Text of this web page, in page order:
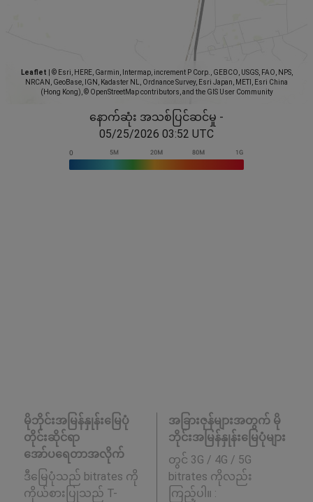
Leaflet
© Esri, HERE, Garmin, Intermap, increment P Corp., GEBCO, USGS, FAO, NPS,
NRCAN, GeoBase, IGN, Kadaster NL, Ordnance Survey, Esri Japan, METI, Esri China
(Hong Kong), © OpenStreetMap contributors, and the GIS User Community
နောက်ဆုံး အသစ်ပြင်ဆင်မှု -
05/25/2026 03:52 UTC
မိုဘိုင်းအမြန်နှုန်းမြေပုံ
တိုင်းဆိုင်ရာ
အော်ပရေတာအလိုက်
ဒီမြေပုံသည် bitrates ကို
ကိုယ်စားပြုသည် T-
အခြားဇုန်များအတွက် မို
ဘိုင်းအမြန်နှုန်းမြေပုံများ
တွင် 3G / 4G / 5G
bitrates ကိုလည်း
ကြည့်ပါ။ :